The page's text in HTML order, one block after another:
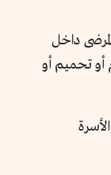
داخل
أو تحميم أو